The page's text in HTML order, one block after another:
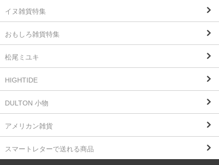
イヌ雑貨特集
おもしろ雑貨特集
松尾ミユキ
HIGHTIDE
DULTON 小物
アメリカン雑貨
スマートレターで送れる商品